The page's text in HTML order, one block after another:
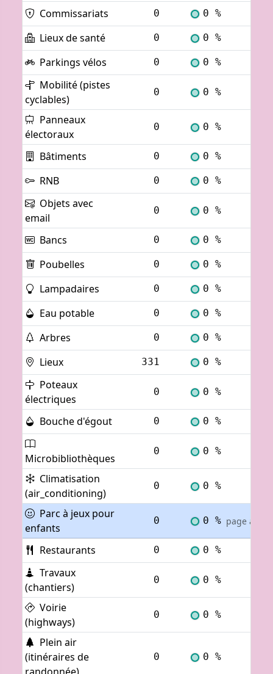
Commissariats 0 0 %
Lieux de santé 0 0 %
Parkings vélos 0 0 %
Mobilité (pistes
cyclables)
0 0 %
Panneaux
électoraux
0 0 %
Bâtiments 0 0 %
RNB 0 0 %
Objets avec
email
0 0 %
Bancs 0 0 %
Poubelles 0 0 %
Lampadaires 0 0 %
Eau potable 0 0 %
Arbres 0 0 %
Lieux 331 0 %
Poteaux
électriques
0 0 %
Bouche d'égout 0 0 %
Microbibliothèques
0 0 %
Climatisation
(air_conditioning)
0 0 %
Parc à jeux pour
enfants
0 0 % page
Restaurants 0 0 %
Travaux
(chantiers)
0 0 %
Voirie
(highways)
0 0 %
Plein air
(itinéraires de
0 0 %